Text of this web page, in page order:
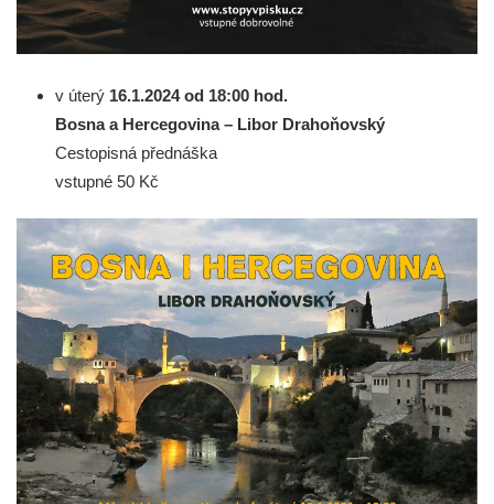
v úterý 16.1.2024 od 18:00 hod.
Bosna a Hercegovina – Libor Drahoňovský
Cestopisná přednáška
vstupné 50 Kč